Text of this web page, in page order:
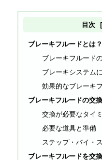
目次
ブレーキフルードとは
ブレーキフルード
ブレーキシステム
効果的なブレーキ
ブレーキフルードの交
交換が必要なタイ
必要な道具と準備
ステップ・バイ・
ブレーキフルードを交